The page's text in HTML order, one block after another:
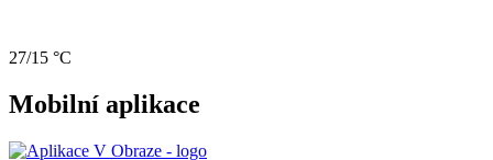
27/15 °C
Mobilní aplikace